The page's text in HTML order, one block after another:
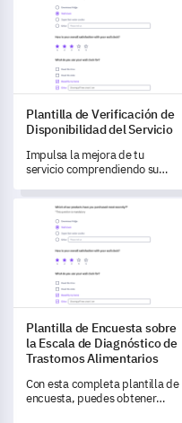
Plantilla de Verificación de
Disponibilidad del Servicio
Impulsa la mejora de tu
servicio comprendiendo su
plantilla.
Plantilla de Encuesta
Plantilla de Encuesta sobre
la Escala de Diagnóstico de
Trastornos Alimentarios
Con esta completa plantilla de
encuesta, puedes obtener